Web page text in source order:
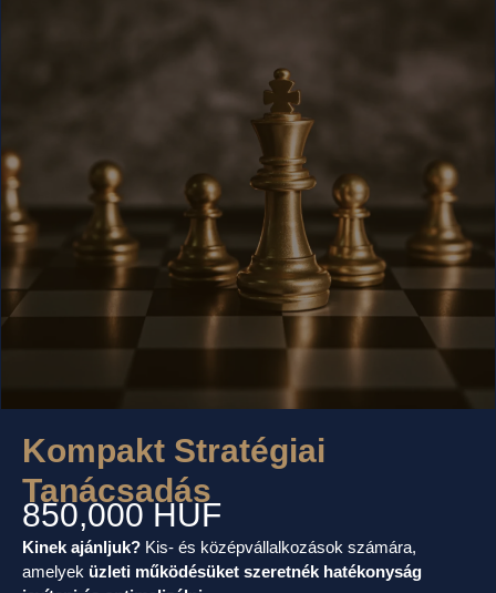
Kompakt Stratégiai
Tanácsadás
850,000 HUF
Kinek ajánljuk? Kis- és középvállalkozások számára,
amelyek üzleti működésüket szeretnék hatékonyság